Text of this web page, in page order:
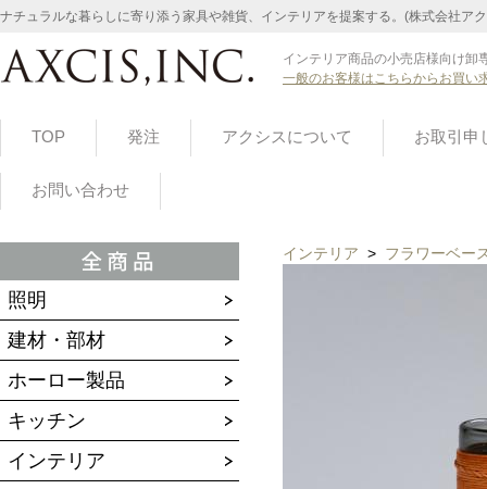
ナチュラルな暮らしに寄り添う家具や雑貨、インテリアを提案する。(株式会社ア
インテリア商品の小売店様向け卸
一般のお客様はこちらからお買い
TOP 発注 アクシスについて お取引申
お問い合わせ
照明
建材・部材
ホーロー製品
キッチン
インテリア
インテリア > フラワーベー